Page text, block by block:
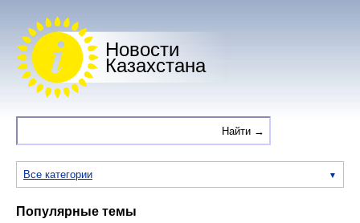
Новости
Казахстана
Все категории
Популярные темы